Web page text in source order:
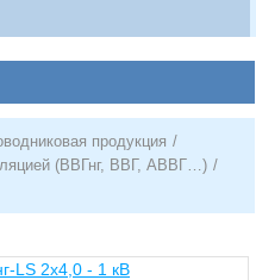
продукция /
(ВВГнг, ВВГ, АВВГ…) /